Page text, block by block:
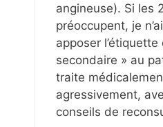
angineuse). Si les
préoccupent, je
apposer
secondaire » au
traite
agressivement,
conseils de